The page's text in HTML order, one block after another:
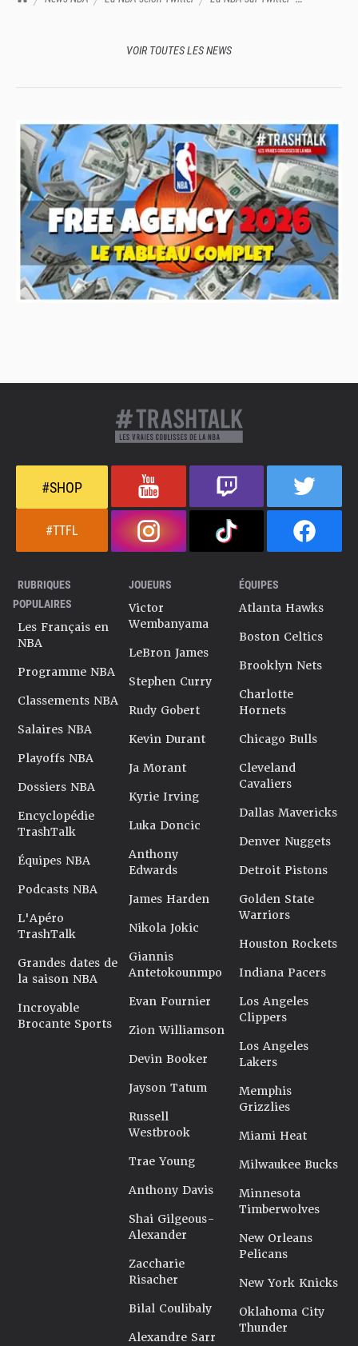
VOIR TOUTES LES NEWS
#SHOP
#TTFL
RUBRIQUES
POPULAIRES
Les Français en
NBA
Programme NBA
Classements NBA
Salaires NBA
Playoffs NBA
Dossiers NBA
Encyclopédie
TrashTalk
Équipes NBA
Podcasts NBA
L'Apéro
TrashTalk
Grandes dates de
la saison NBA
Incroyable
Brocante Sports
JOUEURS
Victor
Wembanyama
LeBron James
Stephen Curry
Rudy Gobert
Kevin Durant
Ja Morant
Kyrie Irving
Luka Doncic
Anthony
Edwards
James Harden
Nikola Jokic
Giannis
Antetokounmpo
Evan Fournier
Zion Williamson
Devin Booker
Jayson Tatum
Russell
Westbrook
Trae Young
Anthony Davis
Shai Gilgeous-
Alexander
Zaccharie
Risacher
Bilal Coulibaly
Alexandre Sarr
ÉQUIPES
Atlanta Hawks
Boston Celtics
Brooklyn Nets
Charlotte
Hornets
Chicago Bulls
Cleveland
Cavaliers
Dallas Mavericks
Denver Nuggets
Detroit Pistons
Golden State
Warriors
Houston Rockets
Indiana Pacers
Los Angeles
Clippers
Los Angeles
Lakers
Memphis
Grizzlies
Miami Heat
Milwaukee Bucks
Minnesota
Timberwolves
New Orleans
Pelicans
New York Knicks
Oklahoma City
Thunder